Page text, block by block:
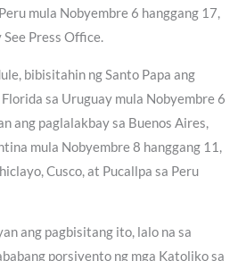
mula Nobyembre 6 hanggang 17,
Press Office.
bibisitahin ng Santo Papa ang
sa Uruguay mula Nobyembre 6
ang paglalakbay sa Buenos Aires,
mula Nobyembre 8 hanggang 11,
Cusco, at Pucallpa sa Peru
ang pagbisitang ito, lalo na sa
porsiyento ng mga Katoliko sa